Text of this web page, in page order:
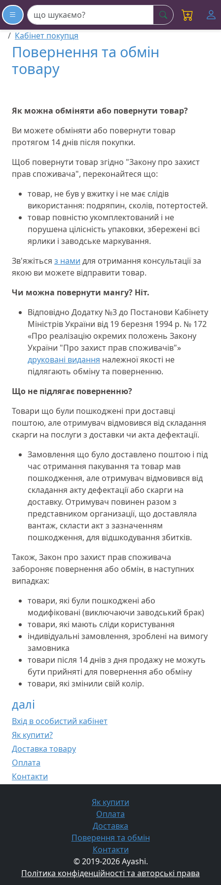
шукати
Кабінет покупця
Повернення та обмін
товару
Як можна обміняти або повернути товар?
Ви можете обміняти або повернути товар
протягом 14 днів після покупки.
Щоб повернути товар згідно "Закону про захист
прав споживача", переконайтеся що:
товар, не був у вжитку і не має слідів
використання: подряпин, сколів, потертостей.
товар повністю укомплектований і не
порушена цілісність упаковки, збережені всі
ярлики і заводське маркування.
Зв'яжіться з нами для отримання консультації за
якою ви можете відправити товар.
Чи можна повернути мангу? Ніт.
Відповідно Додатку №3 до Постанови Кабінету
Міністрів України від 19 березня 1994 р. № 172
«Про реалізацію окремих положень Закону
України "Про захист прав споживачів"»
друковані видання належної якості не
підлягають обміну та поверненню.
Що не підлягає поверненню?
Товари що були пошкоджені при доставці
поштою, але отримувач відмовився від складання
скарги на послуги з доставки чи акта дефектації.
Замовлення що було доставлено поштою і під
час отримання пакування та товар мав
пошкодження, але отримувач відмовився від
складання акту дефектації або скарги на
доставку. Отримувач повинен разом з
представником организації, що доставляла
вантаж, скласти акт з зазначенням
пошкодження, для відшкодування збитків.
Також, Закон про захист прав споживача
забороняє повернення або обмін, в наступних
випадках:
товари, які були пошкоджені або
модифіковані (виключаючи заводський брак)
товари, які мають сліди користування
індивідуальні замовлення, зроблені на вимогу
замовника
товари після 14 днів з дня продажу не можуть
бути прийняті для повернення або обміну
товари, які змінили свій колір.
далі
Вхід в особистий кабінет
Як купити?
Доставка товару
Оплата
Контакти
Як купити
Оплата
Доставка
Поверення та обмін
Контакти
© 2019-2026 Ayashi.
Політика конфіденційності та авторські права